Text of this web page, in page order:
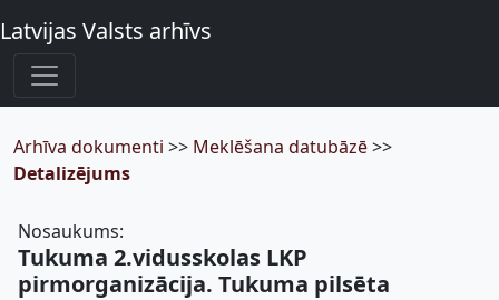
Latvijas Valsts arhīvs
Arhīva dokumenti >> Meklēšana datubāzē>>
Detalizējums
Nosaukums:
Tukuma 2.vidusskolas LKP
pirmorganizācija. Tukuma pilsēta